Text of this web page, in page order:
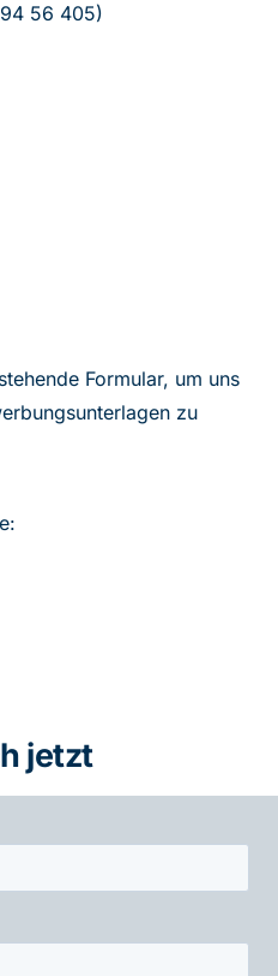
56 405)
Formular, um uns
zu
jetzt